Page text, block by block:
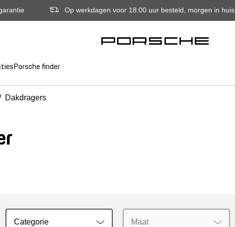
Op werkdagen voor 18:00 uur besteld, morgen in huis
Porsche finder
Dakdragers
Categorie Maat